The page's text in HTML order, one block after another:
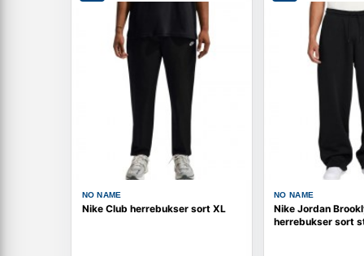
NO NAME
Nike Club herrebukser sort XL
NO NAME
Nike Jordan
herrebukser sort